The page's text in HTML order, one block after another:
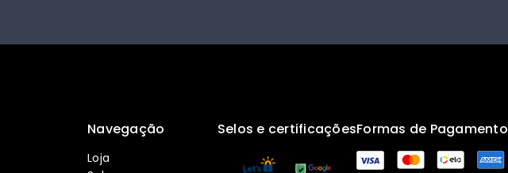
Navegação
Loja
Selos e certificaçõesFormas de Pagamento